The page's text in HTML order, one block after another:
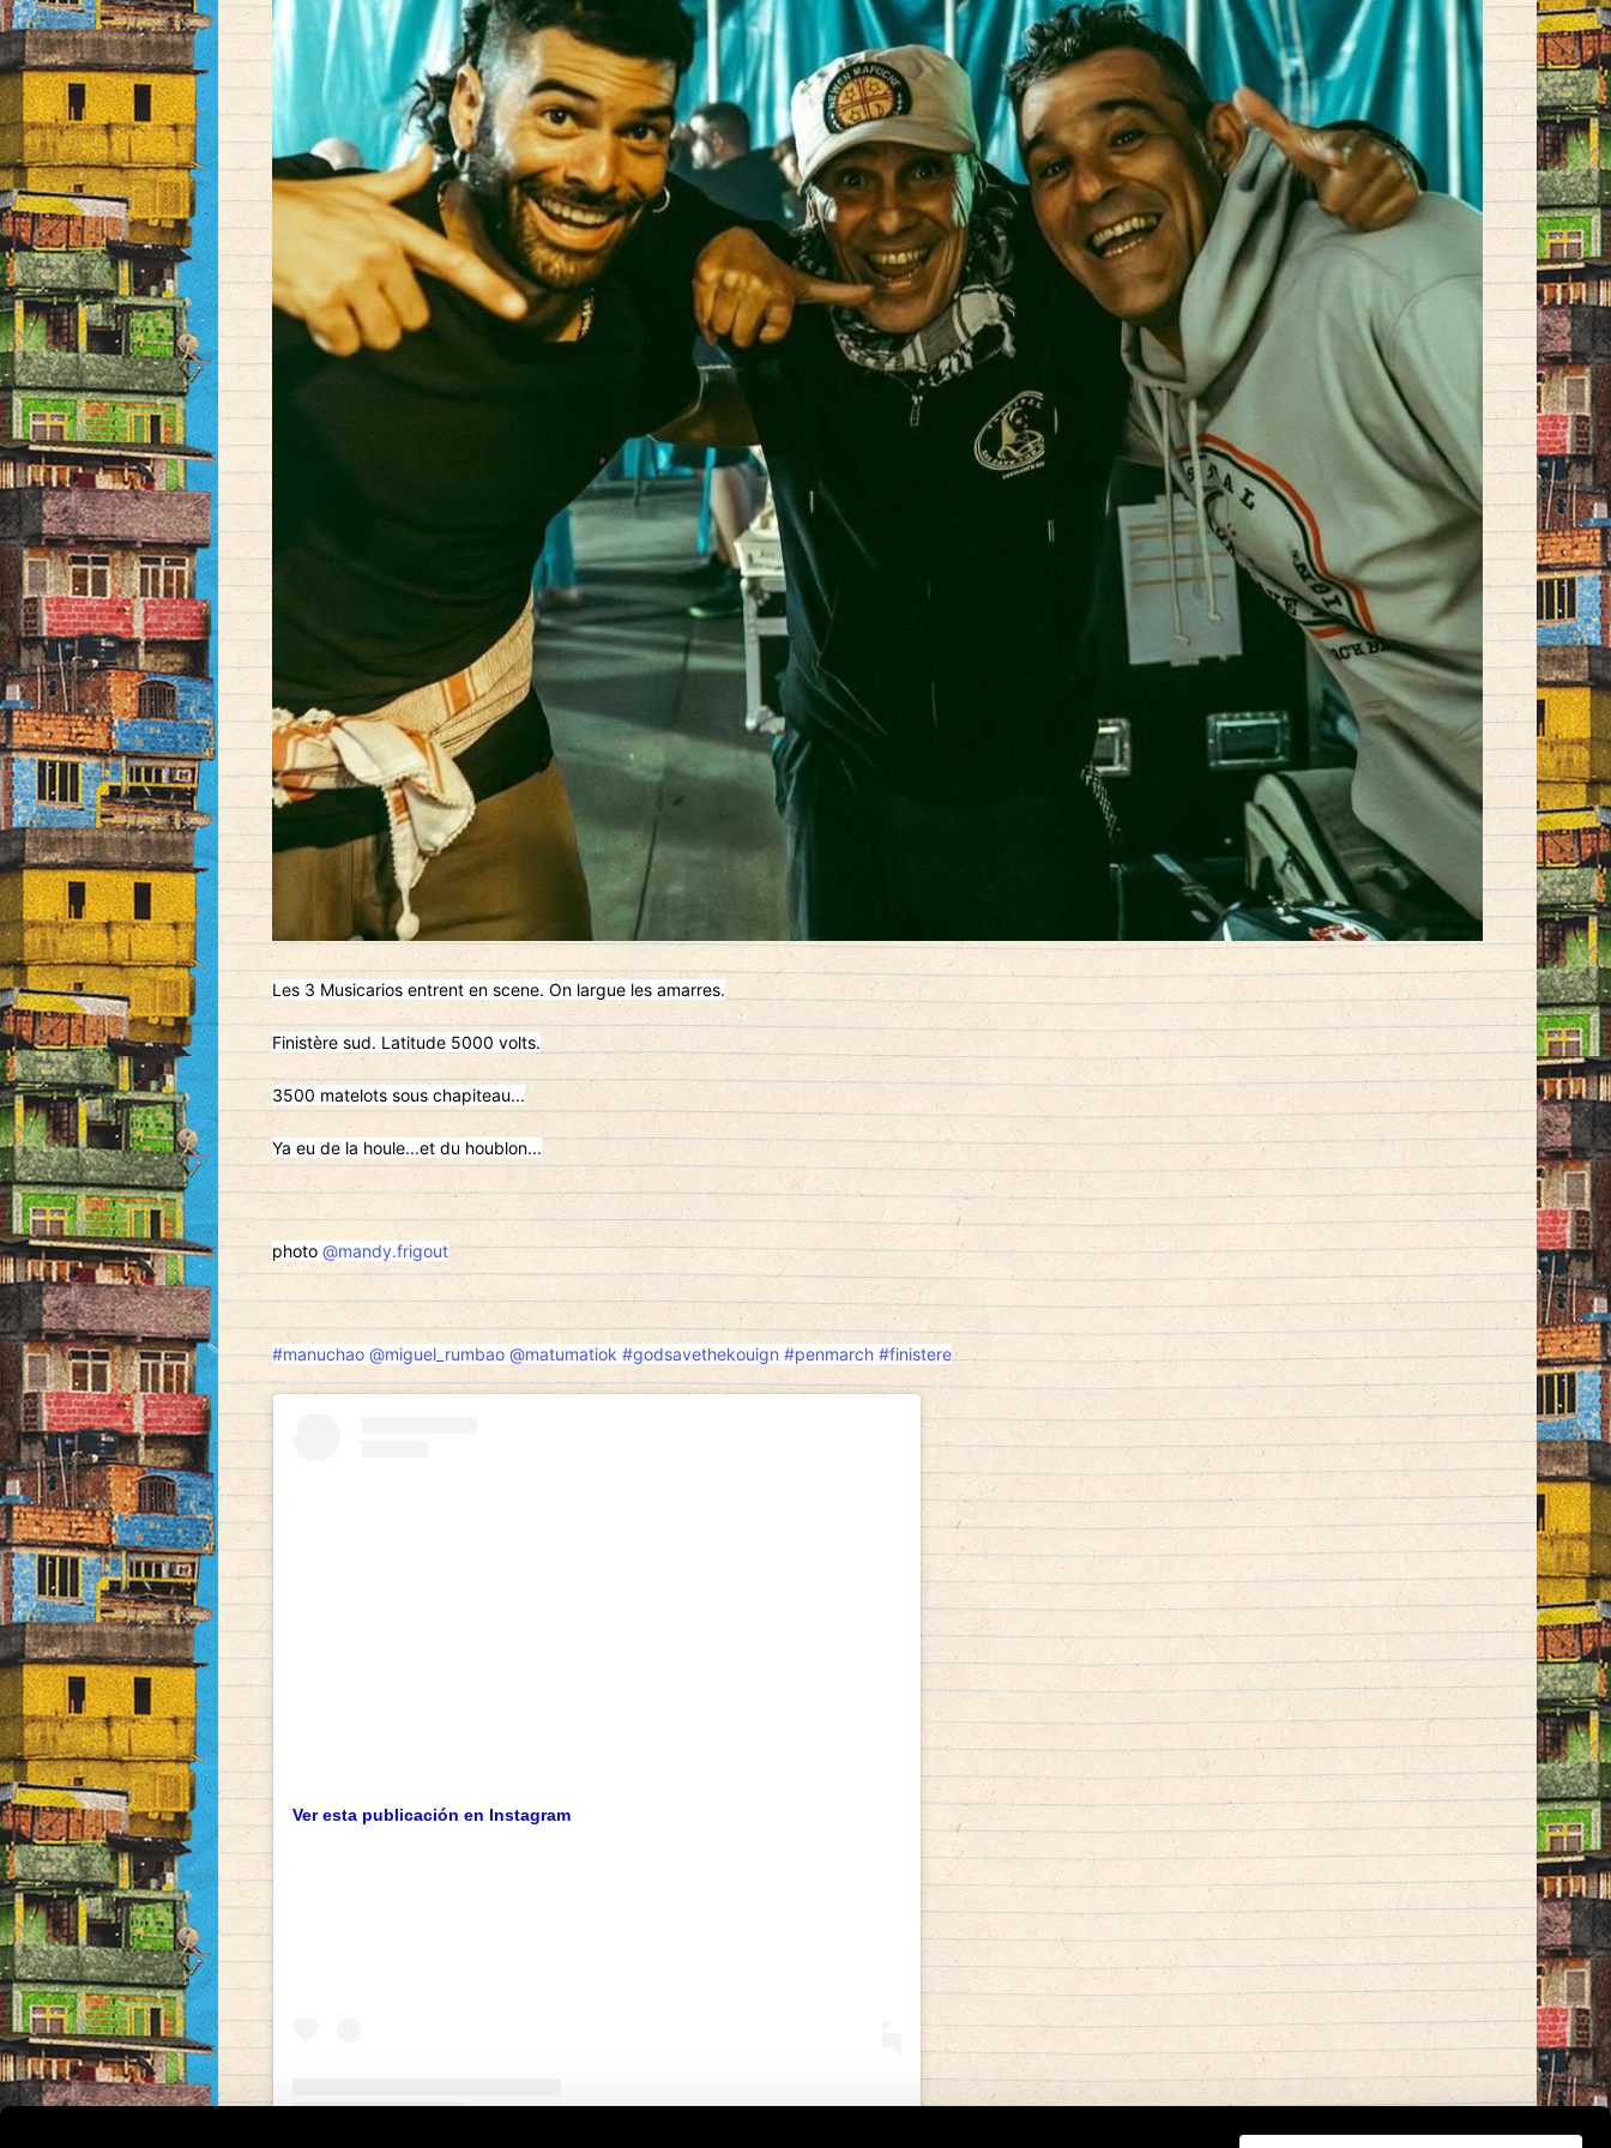
Les 3 Musicarios entrent en scene. On largue les amarres.
Finistère sud. Latitude 5000 volts.
3500 matelots sous chapiteau...
Ya eu de la houle...et du houblon...
photo @mandy.frigout
#manuchao @miguel_rumbao @matumatiok #godsavethekouign #penmarch #finistere
El acceso a tratamientos eficaces para mejorar la vida sexual ha
dejado de ser un proceso complejo reservado únicamente a
consultas presenciales. Cada vez más personas descubren la
posibilidad de adquirir medicamentos de forma segura a través de
plataformas digitales. Esta tendencia responde tanto a la
necesidad de privacidad como a la búsqueda de comodidad. Un
activa. Al comprar en línea, es clave revisar la reputación del
proveedor y confirmar que cumple con los estándares de seguridad
y confidencialidad. Gracias a estas plataformas, se elimina el
estigma, se gana autonomía y se promueve una atención
personalizada centrada en las necesidades reales de cada
Ver esta publicación en Instagram